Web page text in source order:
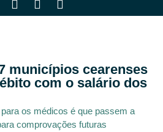
municípios cearenses
com o salário dos
os médicos é que passem a
comprovações futuras